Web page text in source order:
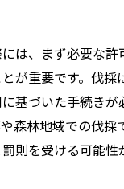
は、まず必要な許
が重要です。伐採
基づいた手続きが
森林地域での伐採
則を受ける可能